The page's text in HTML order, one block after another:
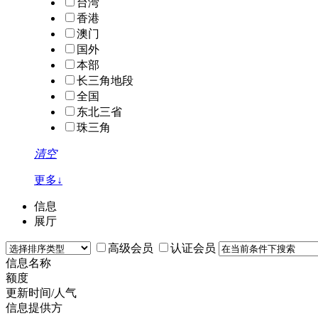
香港
澳门
国外
本部
长三角地段
全国
东北三省
珠三角
清空
更多↓
信息
展厅
高级会员
认证会员
信息名称
额度
更新时间/人气
信息提供方